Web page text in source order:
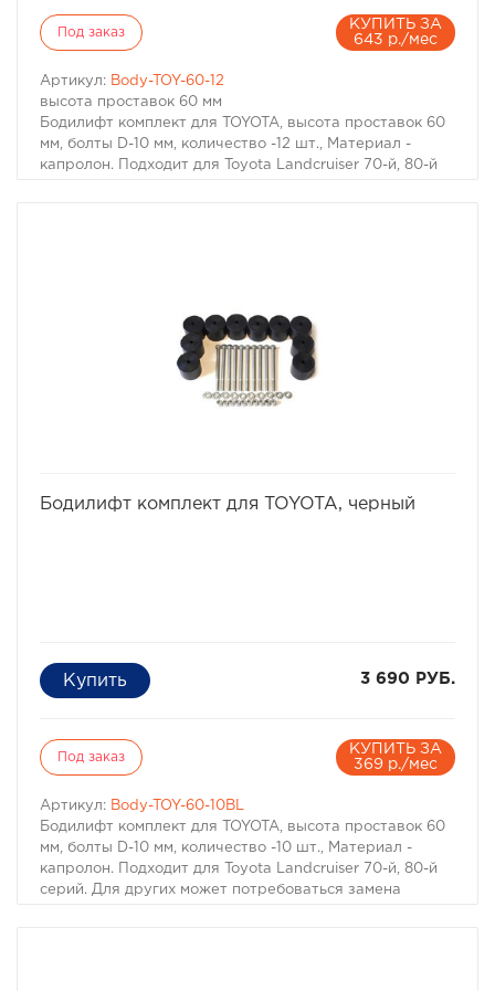
Под заказ
КУПИТЬ ЗА
643 р./мес
Артикул: Body-TOY-60-12
высота проставок 60 мм
Бодилифт комплект для TOYOTA, высота проставок 60
мм, болты D-10 мм, количество -12 шт., Материал -
капролон. Подходит для Toyota Landcruiser 70-й, 80-й
Бодилифт комплект для TOYOTA, черный
3 690 РУБ.
Под заказ
КУПИТЬ ЗА
369 р./мес
Артикул: Body-TOY-60-10BL
Бодилифт комплект для TOYOTA, высота проставок 60
мм, болты D-10 мм, количество -10 шт., Материал -
капролон. Подходит для Toyota Landcruiser 70-й, 80-й
серий. Для других может потребоваться замена